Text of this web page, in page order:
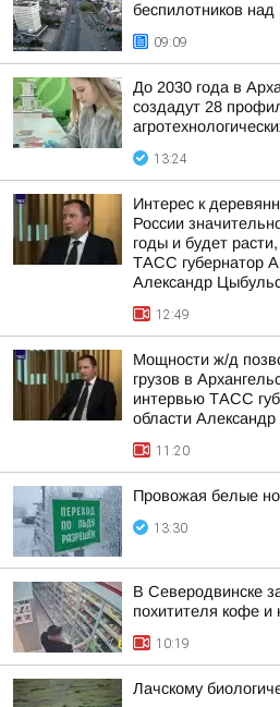
беспилотников над
09:09
До 2030 года в
создадут 28
13:24
Интерес к
России
годы и будет
ТАСС губернатор
Александр
12:49
Мощности ж/д
грузов в
интервью ТАСС
области
11:20
Провожая белые
13:30
В Северодвинске
похитителя кофе и
10:19
Лачскому